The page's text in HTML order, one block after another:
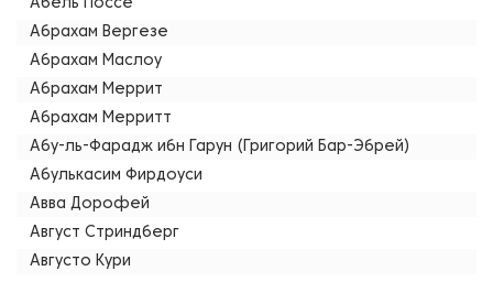
Абель Поссе
Абрахам Вергезе
Абрахам Маслоу
Абрахам Меррит
Абрахам Мерритт
Абу-ль-Фарадж ибн Гарун (Григорий Бар-Эбрей)
Абулькасим Фирдоуси
Авва Дорофей
Август Стриндберг
Августо Кури